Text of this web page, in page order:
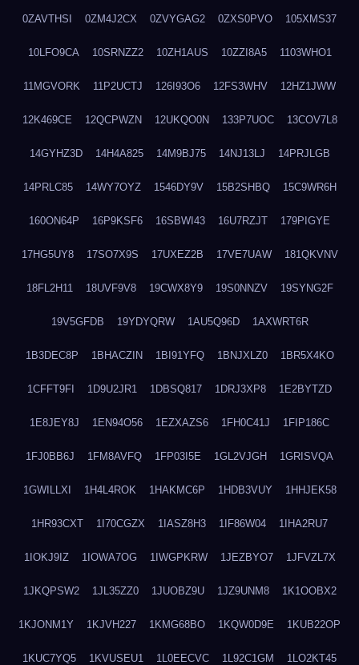
0ZAVTHSI 0ZM4J2CX 0ZVYGAG2 0ZXS0PVO 105XMS37
10LFO9CA 10SRNZZ2 10ZH1AUS 10ZZI8A5 1103WHO1
11MGVORK 11P2UCTJ 126I93O6 12FS3WHV 12HZ1JWW
12K469CE 12QCPWZN 12UKQO0N 133P7UOC 13COV7L8
14GYHZ3D 14H4A825 14M9BJ75 14NJ13LJ 14PRJLGB
14PRLC85 14WY7OYZ 1546DY9V 15B2SHBQ 15C9WR6H
160ON64P 16P9KSF6 16SBWI43 16U7RZJT 179PIGYE
17HG5UY8 17SO7X9S 17UXEZ2B 17VE7UAW 181QKVNV
18FL2H11 18UVF9V8 19CWX8Y9 19S0NNZV 19SYNG2F
19V5GFDB 19YDYQRW 1AU5Q96D 1AXWRT6R
1B3DEC8P 1BHACZIN 1BI91YFQ 1BNJXLZ0 1BR5X4KO
1CFFT9FI 1D9U2JR1 1DBSQ817 1DRJ3XP8 1E2BYTZD
1E8JEY8J 1EN94O56 1EZXAZS6 1FH0C41J 1FIP186C
1FJ0BB6J 1FM8AVFQ 1FP03I5E 1GL2VJGH 1GRISVQA
1GWILLXI 1H4L4ROK 1HAKMC6P 1HDB3VUY 1HHJEK58
1HR93CXT 1I70CGZX 1IASZ8H3 1IF86W04 1IHA2RU7
1IOKJ9IZ 1IOWA7OG 1IWGPKRW 1JEZBYO7 1JFVZL7X
1JKQPSW2 1JL35ZZ0 1JUOBZ9U 1JZ9UNM8 1K1OOBX2
1KJONM1Y 1KJVH227 1KMG68BO 1KQW0D9E 1KUB22OP
1KUC7YQ5 1KVUSEU1 1L0EECVC 1L92C1GM 1LO2KT45